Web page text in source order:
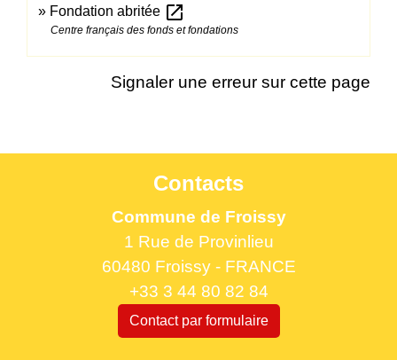
Fondation abritée open_in_new
Centre français des fonds et fondations
Signaler une erreur sur cette page
Contacts
Commune de Froissy
1 Rue de Provinlieu
60480 Froissy - FRANCE
+33 3 44 80 82 84
Contact par formulaire